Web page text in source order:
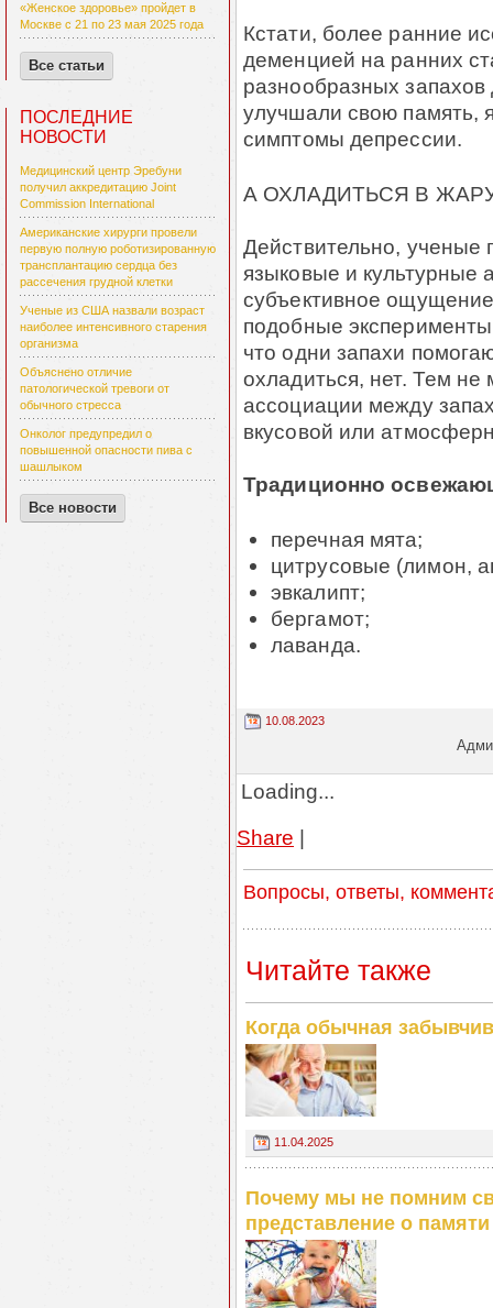
«Женское здоровье» пройдет в
Москве с 21 по 23 мая 2025 года
Все статьи
ПОСЛЕДНИЕ
НОВОСТИ
Медицинский центр Эребуни
получил аккредитацию Joint
Commission International
Американские хирурги провели
первую полную роботизированную
трансплантацию сердца без
рассечения грудной клетки
Ученые из США назвали возраст
наиболее интенсивного старения
организма
Объяснено отличие
патологической тревоги от
обычного стресса
Онколог предупредил о
повышенной опасности пива с
шашлыком
Все новости
Кстати, более ранние
деменцией на ранних
разнообразных
улучшали свою память,
симптомы депрессии.
А ОХЛАДИТЬСЯ В
Действительно, ученые
языковые и культурные
субъективное
подобные
что одни запахи
охладиться, нет. Тем
ассоциации между
вкусовой или
Традиционно
перечная мята;
цитрусовые (лимон,
эвкалипт;
бергамот;
лаванда.
10.08.2023
Loading...
Share |
Вопросы, ответы,
Читайте также
Когда обычная
11.04.2025
Почему мы не помним
представление о